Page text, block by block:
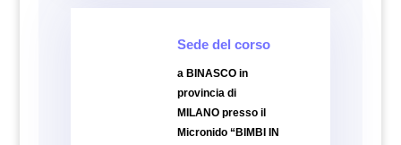
Sede del corso
a BINASCO in
provincia di
MILANO presso il
Micronido “BIMBI IN